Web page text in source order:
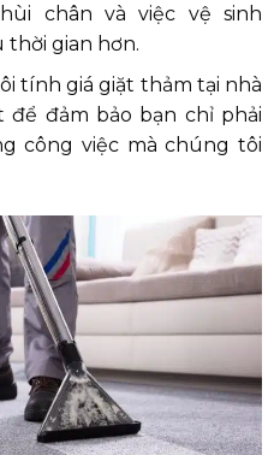
chân và việc vệ sinh
gian hơn.
tính giá giặt thảm tại nhà
đảm bảo bạn chỉ phải
công việc mà chúng tôi